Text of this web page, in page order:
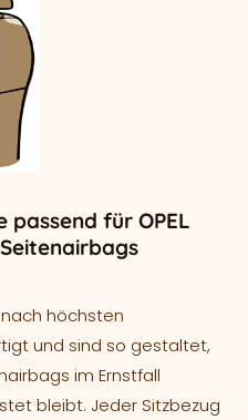
passend für OPEL
höchsten
und sind so gestaltet,
im Ernstfall
bleibt. Jeder Sitzbezug